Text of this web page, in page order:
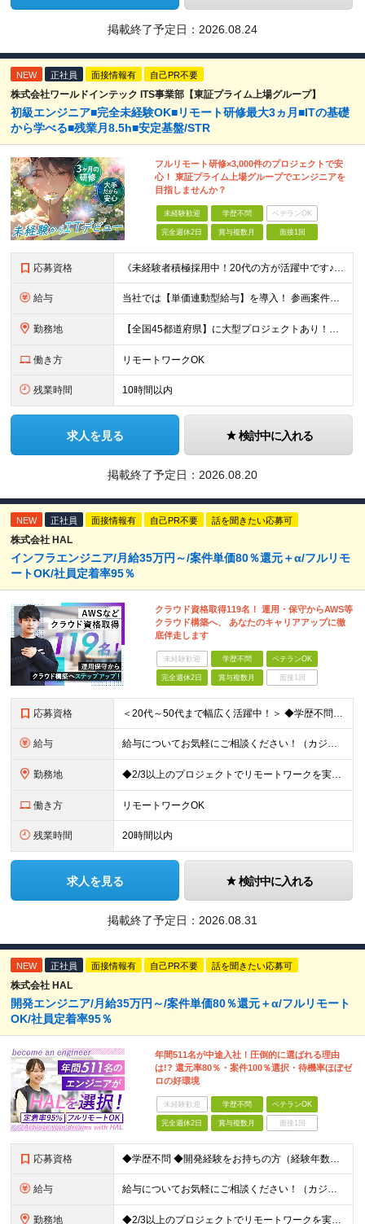
掲載終了予定日： 2026.08.24
NEW 正社員 面接情報有 自己PR不要
株式会社ワールドインテック ITS事業部【東証プライム上場グループ】
初級エンジニア■完全未経験OK■リモート研修最大3ヵ月■ITの基礎
から学べる■残業月8.5h■安定基盤/STR
フルリモート研修×3,000件のプロジェクトで安
心！ 東証プライム上場グループでエンジニアを
目指しませんか？
未経験歓迎 学歴不問 ベテランOK
完全週休2日 賞与複数月 面接1回
応募資格 《未経験者積極採用中！20代の方が活躍中です♪》 ◎約4割が実務未経験入社！ ■学歴・職歴は一切問いません！ ■第二新卒の方もお気軽にご相談ください♪ ■入社してから数年は、転勤の可能性があります
給与 当社では【単価連動型給与】を導入！ 参画案件の契約単価に連動して給与が決定。 還元率は単価の【70％～80％】と東証プライム上場グループとして高水準です！（社会保険料・教育コスト含む） ■関東：月給
勤務地 【全国45都道府県】に大型プロジェクトあり！※ 四国・沖縄を除く 主要勤務地： 北海道/宮城県/栃木県/埼玉県/千葉県/東京都/神奈川県/愛知県/大阪府/京都府/兵庫県/広島県/福岡県/熊本県 ※勤
働き方 リモートワークOK
残業時間 10時間以内
求人を見る 検討中に入れる
掲載終了予定日： 2026.08.20
NEW 正社員 面接情報有 自己PR不要 話を聞きたい応募可
株式会社 HAL
インフラエンジニア/月給35万円～/案件単価80％還元＋α/フルリモ
ートOK/社員定着率95％
クラウド資格取得119名！ 運用・保守からAWS等
クラウド構築へ、 あなたのキャリアアップに徹
底伴走します
未経験歓迎 学歴不問 ベテランOK
完全週休2日 賞与複数月 面接1回
応募資格 ＜20代～50代まで幅広く活躍中！＞ ◆学歴不問 ◆何らかのインフラ関連の実務経験 ★経験年数不問/運用監視レベルも歓迎 ＜こんな方は大歓迎！＞ ◎今の収入に不満がある ◎もっと上流の案件で活躍した
給与 給与についてお気軽にご相談ください！（カジュアル面談可能） 月給35万円～＋各種手当＋賞与2回 ※固定残業代は、時間外労働の有無に関わらず40時間分を87,500円～支給 ※超過分は別途支給 ※試用
勤務地 ◆2/3以上のプロジェクトでリモートワークを実施中！ ≪自社拠点≫ ・東京本社／東京都千代田区丸の内二丁目6番1号 丸の内パークビルディング6階 ・関西支社／⼤阪府⼤阪市中央区安⼟町2-3-13 ⼤
働き方 リモートワークOK
残業時間 20時間以内
求人を見る 検討中に入れる
掲載終了予定日： 2026.08.31
NEW 正社員 面接情報有 自己PR不要 話を聞きたい応募可
株式会社 HAL
開発エンジニア/月給35万円～/案件単価80％還元＋α/フルリモート
OK/社員定着率95％
年間511名が中途入社！圧倒的に選ばれる理由
は!? 還元率80％・案件100％選択・待機率ほぼゼ
ロの好環境
未経験歓迎 学歴不問 ベテランOK
完全週休2日 賞与複数月 面接1回
応募資格 ◆学歴不問 ◆開発経験をお持ちの方（経験年数不問） ＜こんな方は大歓迎！＞ ◎今の収入をもっと増やしたい ◎もっと上流の案件で活躍したい ◎将来のキャリアにつながる案件に携わりたい ◎自分のやりたい
給与 給与についてお気軽にご相談ください！（カジュアル面談可能） 月給35万円～＋各種手当＋賞与2回 ※固定残業代は、時間外労働の有無に関わらず40時間分を87,500円～支給 ※超過分は別途支給 ※試用
勤務地 ◆2/3以上のプロジェクトでリモートワークを実施中！ ≪自社拠点≫ ・東京本社／東京都千代田区丸の内二丁目6番1号 丸の内パークビルディング6階 ・関西支社／⼤阪府⼤阪市中央区安⼟町2-3-13 ⼤